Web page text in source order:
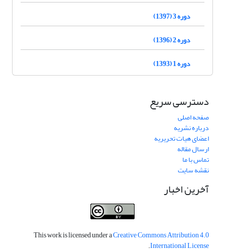
دوره 3 (1397)
دوره 2 (1396)
دوره 1 (1393)
دسترسی سریع
صفحه اصلی
درباره نشریه
اعضای هیات تحریریه
ارسال مقاله
تماس با ما
نقشه سایت
آخرین اخبار
This work is licensed under aCreative Commons Attribution 4.0
International License
.